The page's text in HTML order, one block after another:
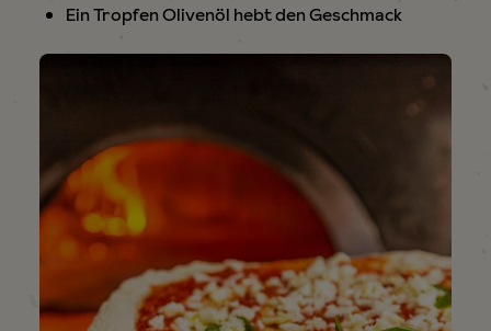
Ein Tropfen Olivenöl hebt den Geschmack